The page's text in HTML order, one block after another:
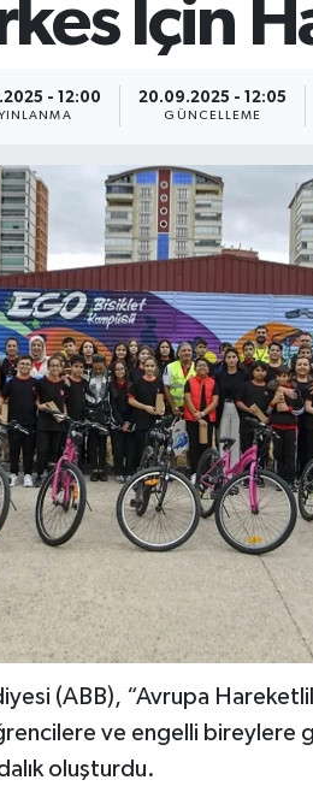
İçin
- 12:00 20.09.2025 - 12:05
GÜNCELLEME
(ABB), “Avrupa
ve engelli bireylere
oluşturdu.